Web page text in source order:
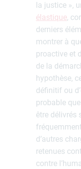
la justice »,
élastique,
derniers
montrer à
proactive et
de la
hypothèse,
définitif ou
probable
être délivrés
d’autres
retenues
contre